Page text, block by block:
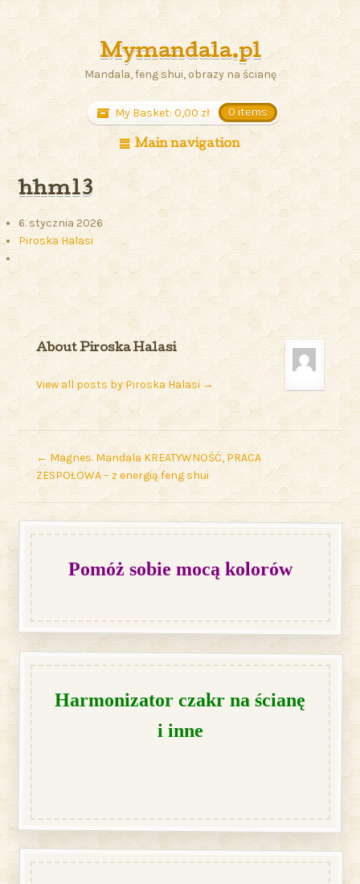
Mymandala.pl
Mandala, feng shui, obrazy na ścianę
My Basket: 0,00 zł 0 items
Main navigation
hhm13
6. stycznia 2026
Piroska Halasi
About Piroska Halasi
View all posts by Piroska Halasi→
←Magnes. Mandala KREATYWNOŚĆ, PRACA
ZESPOŁOWA – z energią feng shui
Pomóż sobie mocą kolorów
Harmonizator czakr na ścianę
i inne